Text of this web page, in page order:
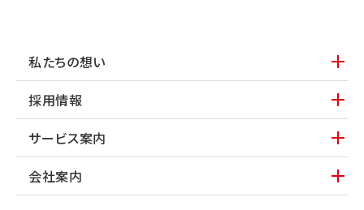
私たちの想い
採用情報
サービス案内
会社案内